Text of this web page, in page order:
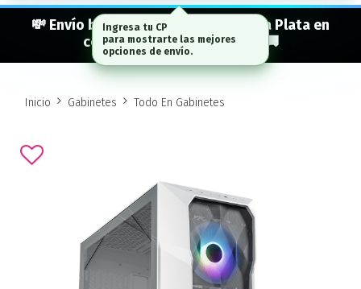
💸 Envío bonificado a CABA · GBA · La Plata en
compras desde $ 300.000* 🚚
Inicio Gabinetes Todo En Gabinetes